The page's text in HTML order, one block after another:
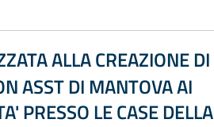
ALLA CREAZIONE DI
ASST DI MANTOVA AI
PRESSO LE CASE DELLA